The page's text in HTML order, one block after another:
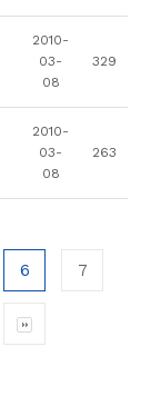
2010-
03-
08
329
2010-
03-
08
263
6 7